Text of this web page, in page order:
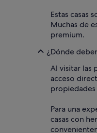
Estas casas
Muchas de
premium.
¿Dónde
Al visitar las
acceso
propiedades
Para una
casas con